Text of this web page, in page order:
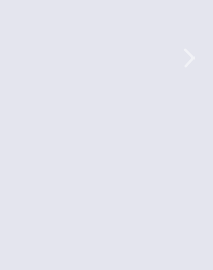
консультацию по
ценам на
менеджер.